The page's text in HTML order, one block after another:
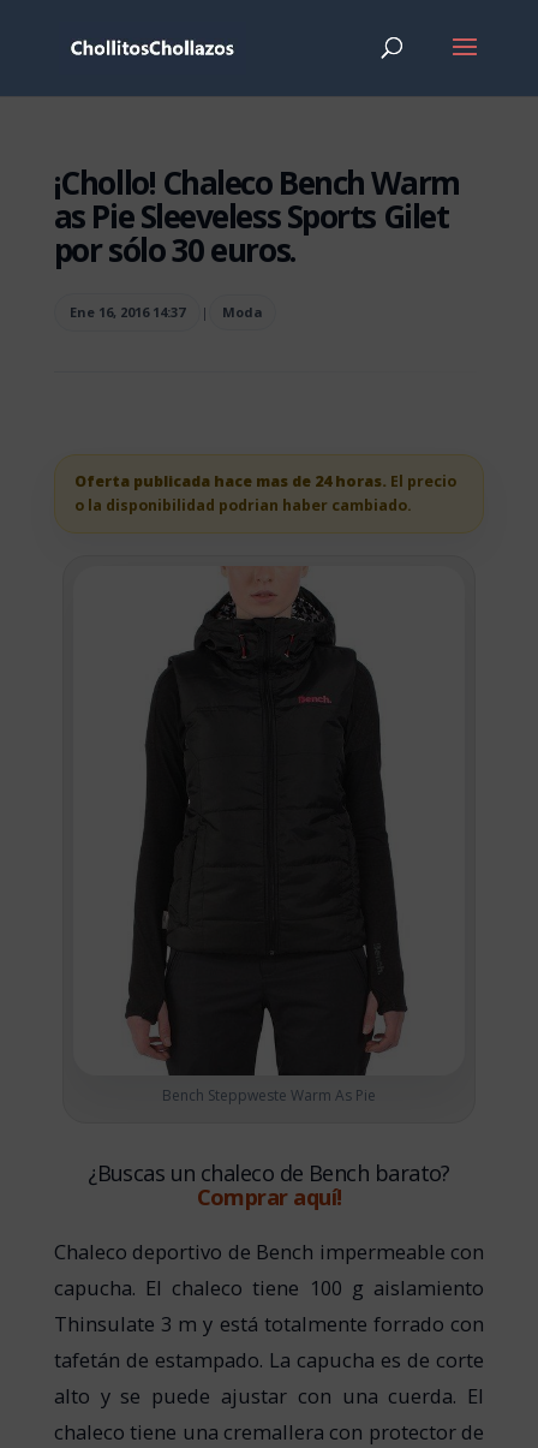
¡Chollo! Chaleco Bench Warm
as Pie Sleeveless Sports Gilet
por sólo 30 euros.
Ene 16, 2016 14:37 | Moda
Oferta publicada hace mas de 24 horas. El precio
o la disponibilidad podrian haber cambiado.
Bench Steppweste Warm As Pie
¿Buscas un chaleco de Bench barato?
Comprar aquí!
Chaleco deportivo de Bench impermeable con
capucha. El chaleco tiene 100 g aislamiento
Thinsulate 3 m y está totalmente forrado con
tafetán de estampado. La capucha es de corte
alto y se puede ajustar con una cuerda. El
chaleco tiene una cremallera con protector de